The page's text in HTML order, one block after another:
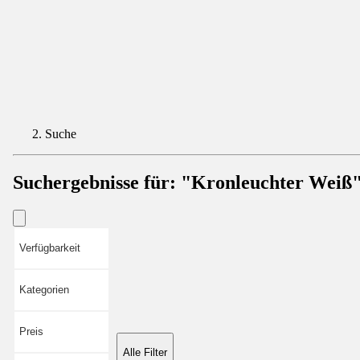
Suche
Suchergebnisse für: "Kronleuchter
Verfügbarkeit
Kategorien
Preis
Alle Filter